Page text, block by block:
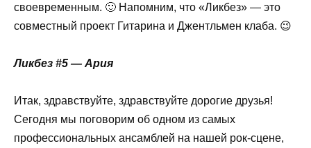
своевременным. 🙂 Напомним, что «Ликбез» — это
совместный проект Гитарина и Джентльмен клаба. 😉
Ликбез #5 — Ария
Итак, здравствуйте, здравствуйте дорогие друзья!
Сегодня мы поговорим об одном из самых
профессиональных ансамблей на нашей рок-сцене,